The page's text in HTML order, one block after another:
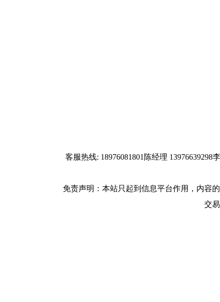
客服热线: 18976081801陈经理
免责声明：本站只起到信息平台作用，内容
交